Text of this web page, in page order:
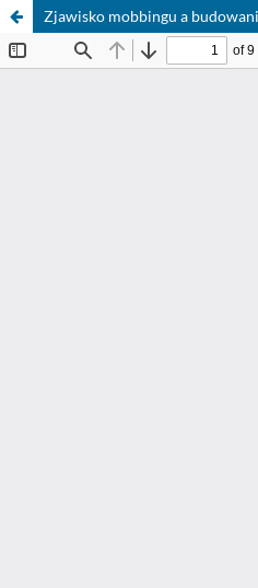
Zjawisko mobbingu a